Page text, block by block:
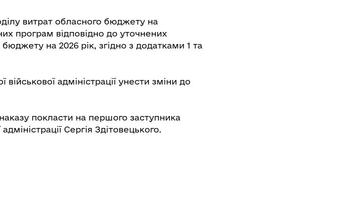
витрат обласного бюджету на
програм відповідно до уточнених
на 2026 рік, згідно з додатками 1 та
адміністрації унести зміни до
покласти на першого заступника
Сергія Здітовецького.